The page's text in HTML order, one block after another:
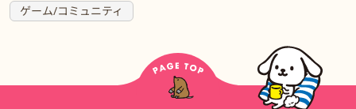
ゲーム/コミュニティ